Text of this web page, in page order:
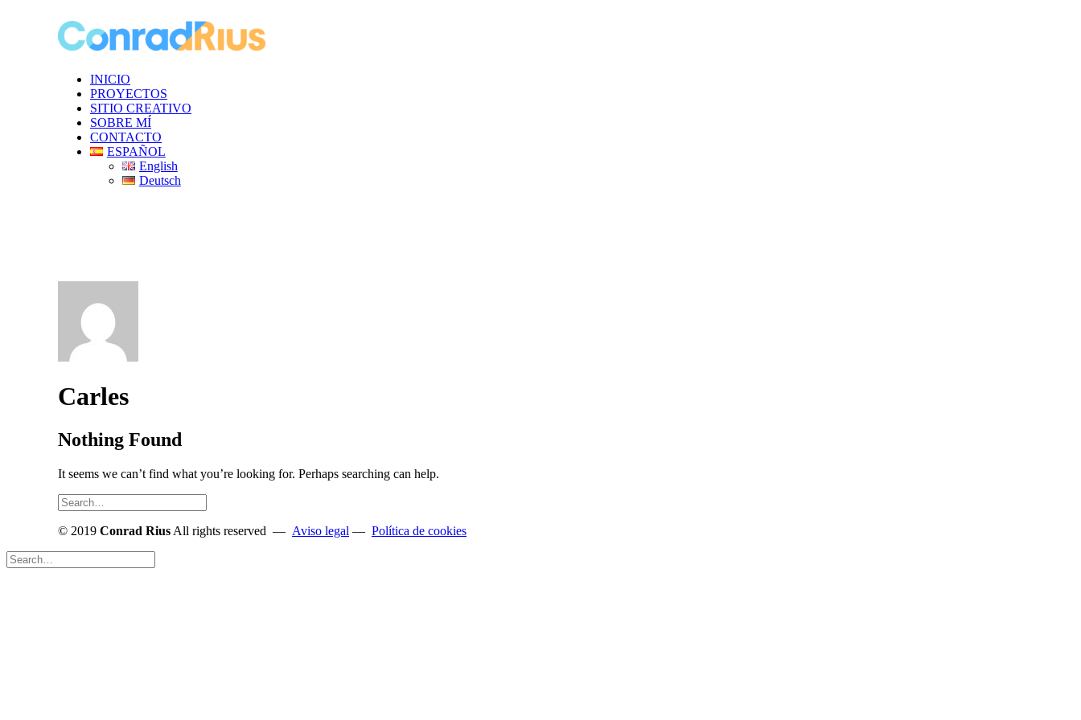
INICIO
PROYECTOS
SITIO CREATIVO
SOBRE MÍ
CONTACTO
ESPAÑOL
English
Deutsch
Carles
Nothing Found
It seems we can’t find what you’re looking for. Perhaps searching can help.
© 2019 Conrad Rius All rights reserved — Aviso legal — Política de cookies